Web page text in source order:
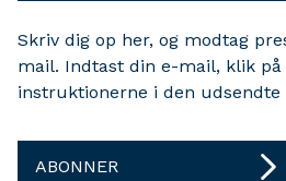
Skriv dig op her, og modtag
mail. Indtast din e-mail, klik på
instruktionerne i den udsendte
ABONNER